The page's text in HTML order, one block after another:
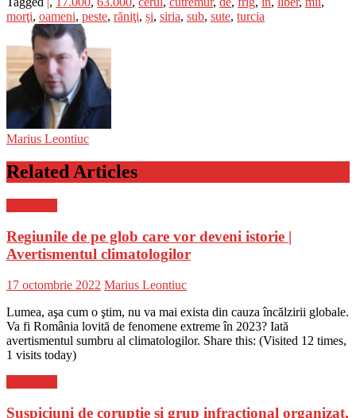
morţi, oameni, peste, răniţi, și, siria, sub, sute, turcia
Marius Leontiuc
Related Articles
Regiunile de pe glob care vor deveni istorie |
Avertismentul climatologilor
Posted
17 octombrie 2022 Author
Marius Leontiuc
Lumea, aşa cum o ştim, nu va mai exista din cauza încălzirii globale.
Va fi România lovită de fenomene extreme în 2023? Iată
avertismentul sumbru al climatologilor. Share this: (Visited 12 times,
1 visits today)
Suspiciuni de corupţie şi grup infracţional organizat,